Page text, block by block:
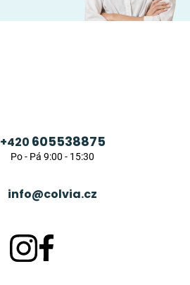
+420 605538875
Po - Pá 9:00 - 15:30
info@colvia.cz